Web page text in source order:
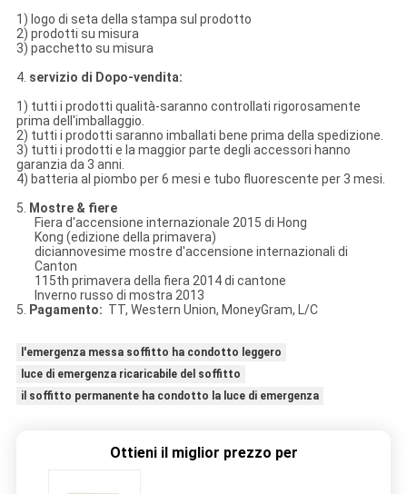
1) logo di seta della stampa sul prodotto
2) prodotti su misura
3) pacchetto su misura
4. servizio di Dopo-vendita:
1) tutti i prodotti qualità-saranno controllati rigorosamente
prima dell'imballaggio.
2) tutti i prodotti saranno imballati bene prima della spedizione.
3) tutti i prodotti e la maggior parte degli accessori hanno
garanzia da 3 anni.
4) batteria al piombo per 6 mesi e tubo fluorescente per 3 mesi.
5.
Mostre & fiere
Fiera d'accensione internazionale 2015 di Hong
Kong (edizione della primavera)
diciannovesime mostre d'accensione internazionali di
Canton
115th primavera della fiera 2014 di cantone
Inverno russo di mostra 2013
5.
Pagamento: TT, Western Union, MoneyGram, L/C
l'emergenza messa soffitto ha condotto leggero
luce di emergenza ricaricabile del soffitto
il soffitto permanente ha condotto la luce di emergenza
Ottieni il miglior prezzo per